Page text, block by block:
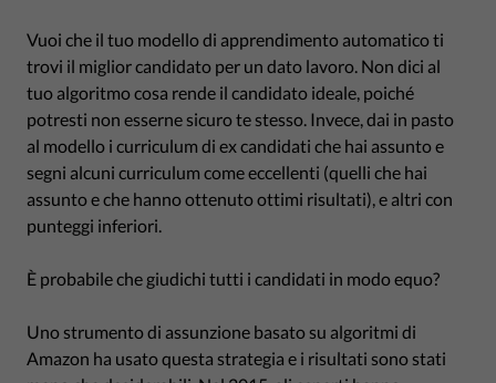
Vuoi che il tuo modello di apprendimento automatico ti
trovi il miglior candidato per un dato lavoro. Non dici al
tuo algoritmo cosa rende il candidato ideale, poiché
potresti non esserne sicuro te stesso. Invece, dai in pasto
al modello i curriculum di ex candidati che hai assunto e
segni alcuni curriculum come eccellenti (quelli che hai
assunto e che hanno ottenuto ottimi risultati), e altri con
punteggi inferiori.
È probabile che giudichi tutti i candidati in modo equo?
Uno strumento di assunzione basato su algoritmi di
Amazon ha usato questa strategia e i risultati sono stati